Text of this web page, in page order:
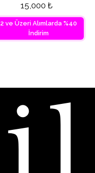
15,000 ₺
2 ve Üzeri Alımlarda %40
İndirim